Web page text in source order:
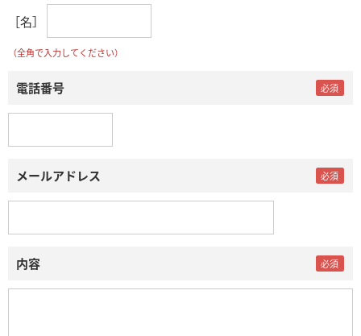
［名］
（全角で入力してください）
電話番号
メールアドレス
内容